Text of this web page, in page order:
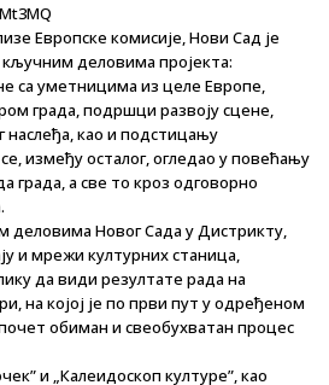
Европске комисије, Нови Сад је
деловима пројекта:
са уметницима из целе Европе,
града, подршци развоју сцене,
наслеђа, као и подстицању
између осталог, огледао у повећању
града, а све то кроз одговорно
деловима Новог Сада у Дистрикту,
и мрежи културних станица,
да види резултате рада на
на којој је по први пут у одређеном
обиман и свеобухватан процес
и „Калеидоскоп културе”, као